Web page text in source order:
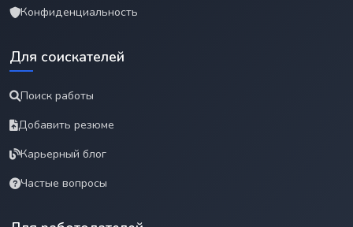
Конфиденциальность
Для соискателей
Поиск работы
Добавить резюме
Карьерный блог
Частые вопросы